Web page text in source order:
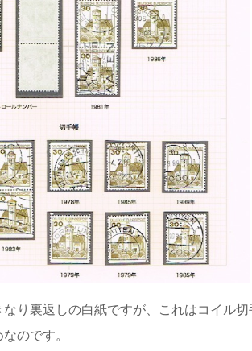
なり裏返しの白紙ですが、これはコイル
のです。